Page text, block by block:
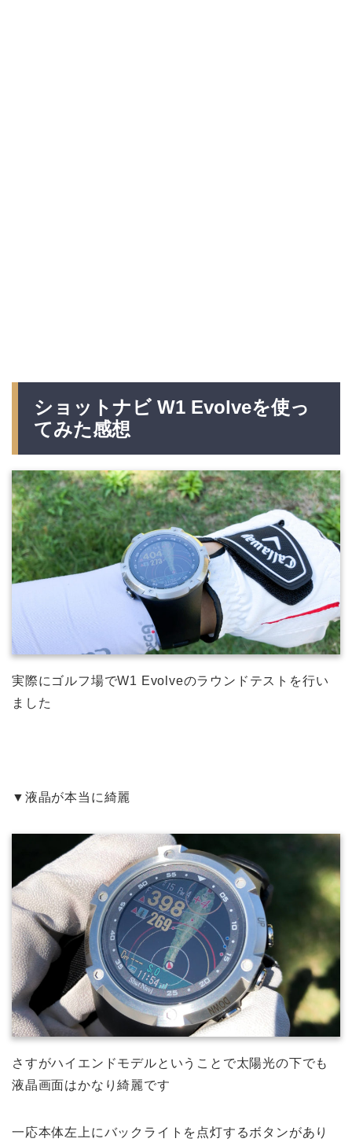
ショットナビ W1 Evolveを使っ
てみた感想
実際にゴルフ場でW1 Evolveのラウンドテストを行い
ました
▼液晶が本当に綺麗
さすがハイエンドモデルということで太陽光の下でも
液晶画面はかなり綺麗です
一応本体左上にバックライトを点灯するボタンがあり